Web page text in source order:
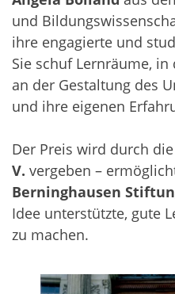
und
ihre engagierte und
Sie schuf Lernräume,
an der Gestaltung des
und ihre eigenen
Der Preis wird durch die
V. vergeben –
Berninghausen
Idee unterstützte, gute
zu machen.